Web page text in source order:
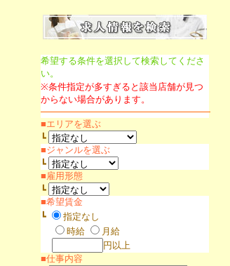
希望する条件を選択して検索してくださ
い。
※条件指定が多すぎると該当店舗が見つ
からない場合があります。
■エリアを選ぶ
┗
■ジャンルを選ぶ
┗
■雇用形態
┗
■希望賃金
┗
指定なし
時給
月給
円以上
■仕事内容